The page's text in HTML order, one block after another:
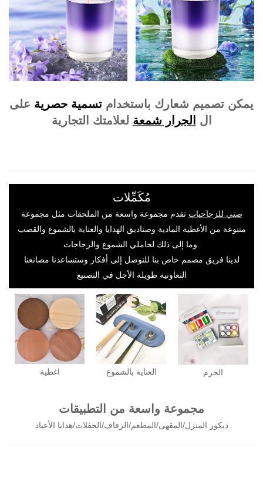
يمكن تصميم شعارك باستخدام تسمية حصرية على
ال
الجرار شمعة لعلامتك التجارية
مُكَمِّلات
صني للزجاجيات تقدم مجموعة واسعة من الملحقات مثل مجموعة
متنوعة من الأغطية المادية وصناديق الهدايا والعناية بالشموع والقصب
وما إلى ذلك لحاملي الشموع والزجاجات.
لدينا فريق مصمم خاص بنا للتوصل إلى أفكار وستساعدنا مصانعنا
التعاونية طويلة الأجل في التصنيع
اغطية العناية بالشموع الحزم
مجموعة واسعة من التطبيقات
ديكور المنزل/المقهى/المطعم/الزفاف/الحفلات/هدايا الأعياد